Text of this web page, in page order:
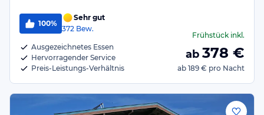
100%
Sehr gut
372 Bew.
Ausgezeichnetes Essen
Hervorragender Service
Preis-Leistungs-Verhältnis
Frühstückinkl.
ab 378 €
ab 189 € pro Nacht